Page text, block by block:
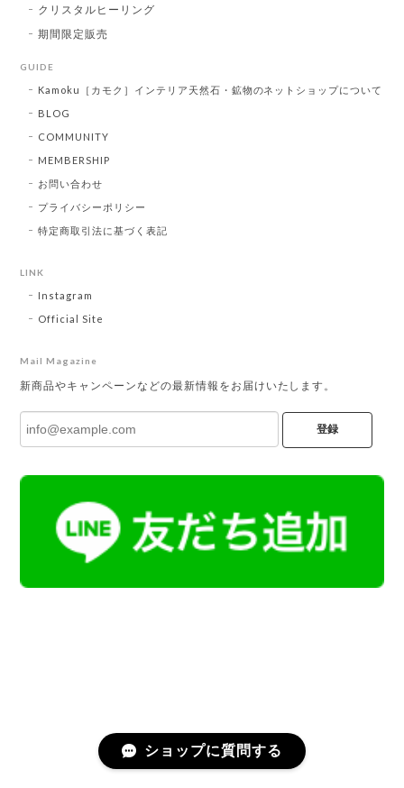
クリスタルヒーリング
期間限定販売
GUIDE
Kamoku［カモク］インテリア天然石・鉱物のネットショップについて
BLOG
COMMUNITY
MEMBERSHIP
お問い合わせ
プライバシーポリシー
特定商取引法に基づく表記
LINK
Instagram
Official Site
Mail Magazine
新商品やキャンペーンなどの最新情報をお届けいたします。
登録
ショップに質問する